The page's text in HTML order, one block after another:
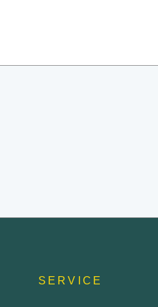
SERVICE